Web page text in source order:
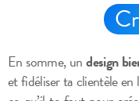
En somme, undesign
et fidéliser ta clientèle en